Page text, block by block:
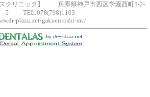
スクリニック】 兵庫県神戸市西区学園西町5-2-
5 TEL:078(798)1103
plaza.net/gakuentoshi-mc/